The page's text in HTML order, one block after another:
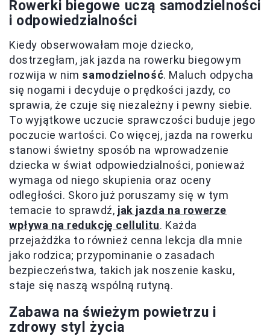
Rowerki biegowe uczą samodzielności
i odpowiedzialności
Kiedy obserwowałam moje dziecko,
dostrzegłam, jak jazda na rowerku biegowym
rozwija w nim samodzielność. Maluch odpycha
się nogami i decyduje o prędkości jazdy, co
sprawia, że czuje się niezależny i pewny siebie.
To wyjątkowe uczucie sprawczości buduje jego
poczucie wartości. Co więcej, jazda na rowerku
stanowi świetny sposób na wprowadzenie
dziecka w świat odpowiedzialności, ponieważ
wymaga od niego skupienia oraz oceny
odległości. Skoro już poruszamy się w tym
temacie to sprawdź, jak jazda na rowerze
wpływa na redukcję cellulitu. Każda
przejażdżka to również cenna lekcja dla mnie
jako rodzica; przypominanie o zasadach
bezpieczeństwa, takich jak noszenie kasku,
staje się naszą wspólną rutyną.
Zabawa na świeżym powietrzu i
zdrowy styl życia